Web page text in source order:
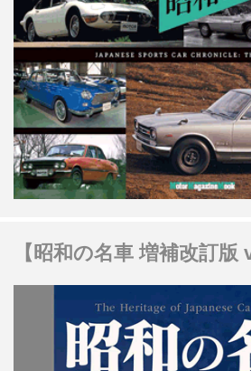
【昭和の名車 増補改訂版